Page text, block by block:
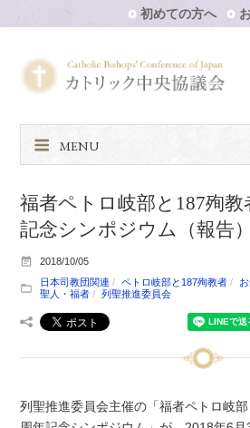
初めての方へ
MENU
福者ペトロ岐部と187殉
記念シンポジウム（報告）
2018/10/05
日本司教団関連
ペトロ岐部と187殉教者
聖人・福者
列聖推進委員会
列聖推進委員会主催の「福者ペトロ岐